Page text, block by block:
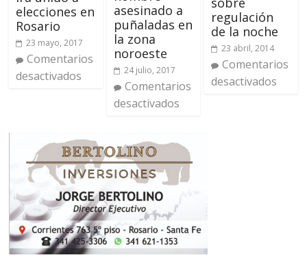
elecciones en
Rosario
23 mayo, 2017
Comentarios
desactivados
asesinado a
puñaladas en
la zona
noroeste
24 julio, 2017
Comentarios
desactivados
regulación
de la noche
23 abril, 2014
Comentarios
desactivados